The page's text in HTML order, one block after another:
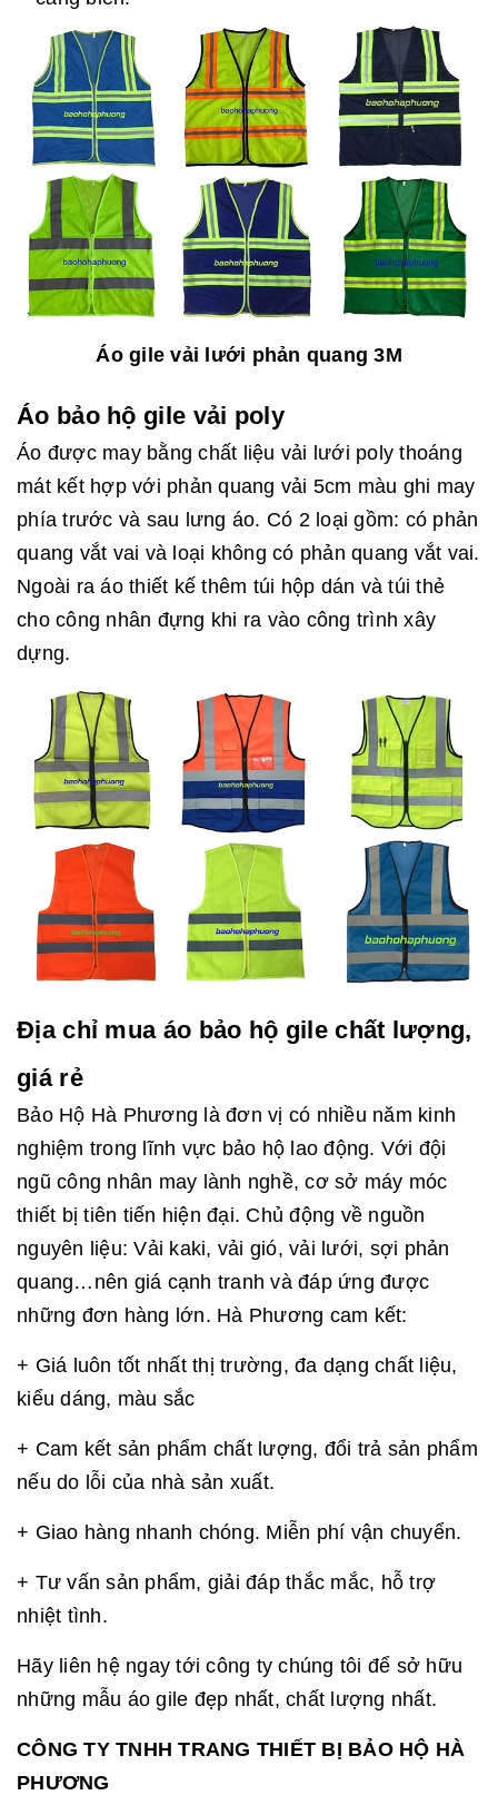
Áo gile vải lưới phản quang 3M
Áo bảo hộ gile vải poly
Áo được may bằng chất liệu vải lưới poly thoáng
mát kết hợp với phản quang vải 5cm màu ghi may
phía trước và sau lưng áo. Có 2 loại gồm: có phản
quang vắt vai và loại không có phản quang vắt vai.
Ngoài ra áo thiết kế thêm túi hộp dán và túi thẻ
cho công nhân đựng khi ra vào công trình xây
dựng.
Địa chỉ mua áo bảo hộ gile chất lượng,
giá rẻ
Bảo Hộ Hà Phương là đơn vị có nhiều năm kinh
nghiệm trong lĩnh vực bảo hộ lao động. Với đội
ngũ công nhân may lành nghề, cơ sở máy móc
thiết bị tiên tiến hiện đại. Chủ động về nguồn
nguyên liệu: Vải kaki, vải gió, vải lưới, sợi phản
quang…nên giá cạnh tranh và đáp ứng được
những đơn hàng lớn. Hà Phương cam kết:
+ Giá luôn tốt nhất thị trường, đa dạng chất liệu,
kiểu dáng, màu sắc
+ Cam kết sản phẩm chất lượng, đổi trả sản phẩm
nếu do lỗi của nhà sản xuất.
+ Giao hàng nhanh chóng. Miễn phí vận chuyển.
+ Tư vấn sản phẩm, giải đáp thắc mắc, hỗ trợ
nhiệt tình.
Hãy liên hệ ngay tới công ty chúng tôi để sở hữu
những mẫu áo gile đẹp nhất, chất lượng nhất.
CÔNG TY TNHH TRANG THIẾT BỊ BẢO HỘ HÀ
PHƯƠNG